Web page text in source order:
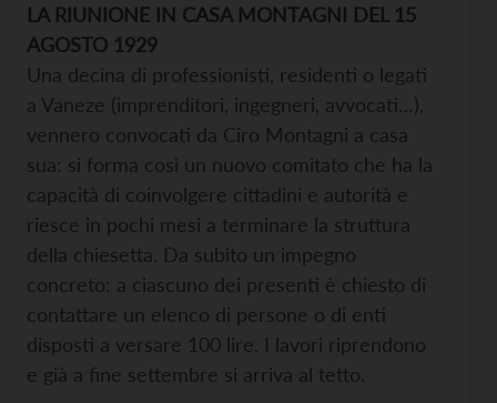
LA RIUNIONE IN CASA MONTAGNI DEL 15
AGOSTO 1929
Una decina di professionisti, residenti o legati
a Vaneze (imprenditori, ingegneri, avvocati…),
vennero convocati da Ciro Montagni a casa
sua: si forma così un nuovo comitato che ha la
capacità di coinvolgere cittadini e autorità e
riesce in pochi mesi a terminare la struttura
della chiesetta. Da subito un impegno
concreto: a ciascuno dei presenti è chiesto di
contattare un elenco di persone o di enti
disposti a versare 100 lire. I lavori riprendono
e già a fine settembre si arriva al tetto.